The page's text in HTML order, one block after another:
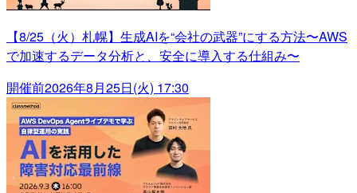
【8/25（火）札幌】生成AIを“会社の武器”にする方法〜AWS
で加速するデータ分析と、安全に導入する仕組み〜
開催前2026年8月25日(火) 17:30